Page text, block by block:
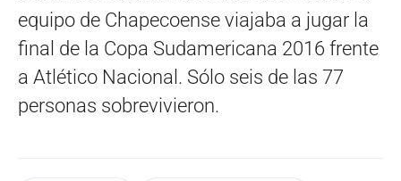
equipo de Chapecoense viajaba a jugar la
final de la Copa Sudamericana 2016 frente
a Atlético Nacional.​​​ Sólo seis de las 77
personas sobrevivieron.